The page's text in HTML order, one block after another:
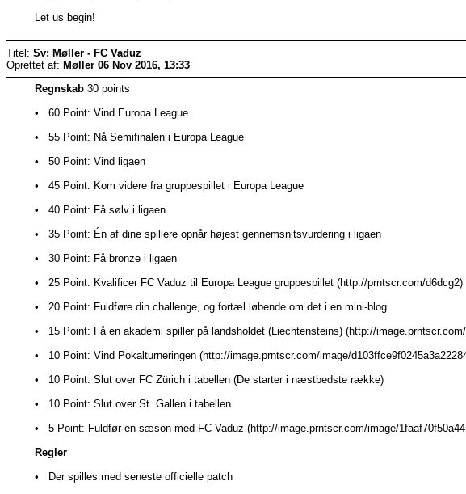
Let us begin!
Titel: Sv: Møller - FC Vaduz
Oprettet af: Møller 06 Nov 2016, 13:33
Regnskab 30 points
• 60 Point: Vind Europa League
• 55 Point: Nå Semifinalen i Europa League
• 50 Point: Vind ligaen
• 45 Point: Kom videre fra gruppespillet i Europa League
• 40 Point: Få sølv i ligaen
• 35 Point: Én af dine spillere opnår højest gennemsnitsvurdering i ligaen
• 30 Point: Få bronze i ligaen
• 25 Point: Kvalificer FC Vaduz til Europa League gruppespillet (http://prntscr.com/d6dcg2)
• 20 Point: Fuldføre din challenge, og fortæl løbende om det i en mini-blog
• 15 Point: Få en akademi spiller på landsholdet (Liechtensteins) (http://
• 10 Point: Vind Pokalturneringen (http://image.prntscr.com/image/
• 10 Point: Slut over FC Zürich i tabellen (De starter i næstbedste række)
• 10 Point: Slut over St. Gallen i tabellen
• 5 Point: Fuldfør en sæson med FC Vaduz (http://image.prntscr.com/image/
Regler
• Der spilles med seneste officielle patch